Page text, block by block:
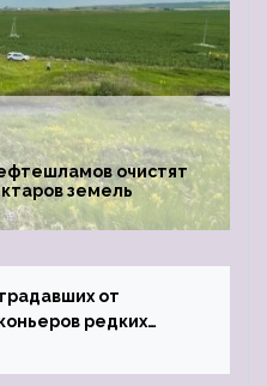
очистят
земель
от
редких
зоопарк